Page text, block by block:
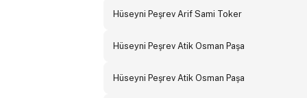
Hüseyni Peşrev Arif Sami Toker
Hüseyni Peşrev Atik Osman Paşa
Hüseyni Peşrev Atik Osman Paşa